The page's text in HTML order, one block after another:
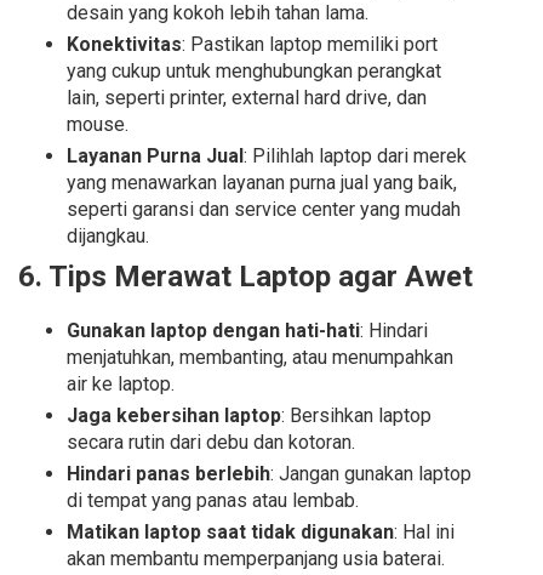
desain yang kokoh lebih tahan lama.
Konektivitas: Pastikan laptop memiliki port
yang cukup untuk menghubungkan perangkat
lain, seperti printer, external hard drive, dan
mouse.
Layanan Purna Jual: Pilihlah laptop dari merek
yang menawarkan layanan purna jual yang baik,
seperti garansi dan service center yang mudah
dijangkau.
6. Tips Merawat Laptop agar Awet
Gunakan laptop dengan hati-hati: Hindari
menjatuhkan, membanting, atau menumpahkan
air ke laptop.
Jaga kebersihan laptop: Bersihkan laptop
secara rutin dari debu dan kotoran.
Hindari panas berlebih: Jangan gunakan laptop
di tempat yang panas atau lembab.
Matikan laptop saat tidak digunakan: Hal ini
akan membantu memperpanjang usia baterai.